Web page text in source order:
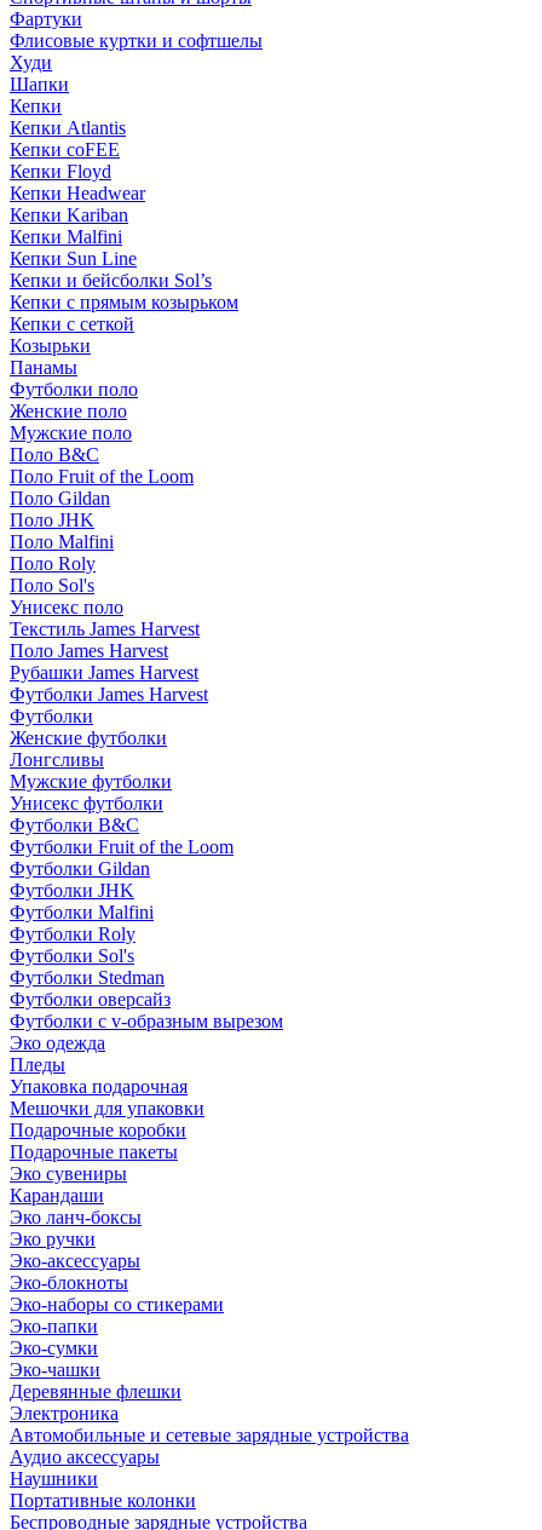
Фартуки
Флисовые куртки и софтшелы
Худи
Шапки
Кепки
Кепки Atlantis
Кепки coFEE
Кепки Floyd
Кепки Headwear
Кепки Kariban
Кепки Malfini
Кепки Sun Line
Кепки и бейсболки Sol’s
Кепки с прямым козырьком
Кепки с сеткой
Козырьки
Панамы
Футболки поло
Женские поло
Мужские поло
Поло B&C
Поло Fruit of the Loom
Поло Gildan
Поло JHK
Поло Malfini
Поло Roly
Поло Sol's
Унисекс поло
Текстиль James Harvest
Поло James Harvest
Рубашки James Harvest
Футболки James Harvest
Футболки
Женские футболки
Лонгсливы
Мужские футболки
Унисекс футболки
Футболки B&C
Футболки Fruit of the Loom
Футболки Gildan
Футболки JHK
Футболки Malfini
Футболки Roly
Футболки Sol's
Футболки Stedman
Футболки оверсайз
Футболки с v-образным вырезом
Эко одежда
Пледы
Упаковка подарочная
Мешочки для упаковки
Подарочные коробки
Подарочные пакеты
Эко сувениры
Карандаши
Эко ланч-боксы
Эко ручки
Эко-аксессуары
Эко-блокноты
Эко-наборы со стикерами
Эко-папки
Эко-сумки
Эко-чашки
Деревянные флешки
Электроника
Автомобильные и сетевые зарядные устройства
Аудио аксессуары
Наушники
Портативные колонки
Беспроводные зарядные устройства